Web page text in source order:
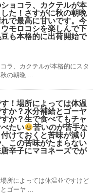
ョコラ、カクテルが本
た！さすがに秋の朝晩
で最高に甘いです。今
モロコシを楽しんで下
も本格的に出荷開始で
ラ、カクテルが本格的にスタ
の朝晩 ...
！場所によっては体温
か？水分補給とゴーヤ
か？生で食べてもチャ
たい
苦いのが苦手な
けておくと苦味が減り
この苦味がたまらない
辛子にマヨネーズでが
所によっては体温並ですけど
ゴーヤ ...